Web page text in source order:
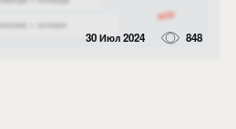
30 Июл 2024 848